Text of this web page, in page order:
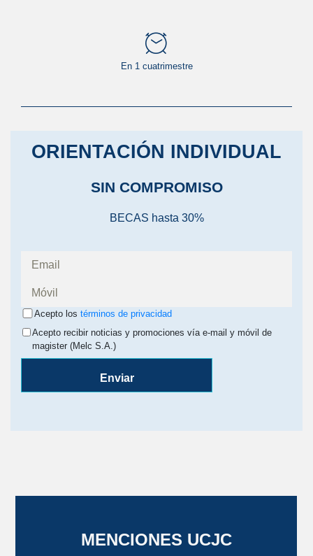
En 1 cuatrimestre
ORIENTACIÓN INDIVIDUAL
SIN COMPROMISO
BECAS hasta 30%
Acepto los términos de privacidad
Acepto recibir noticias y promociones vía e-mail y móvil de
magister (Melc S.A.)
Enviar
MENCIONES UCJC